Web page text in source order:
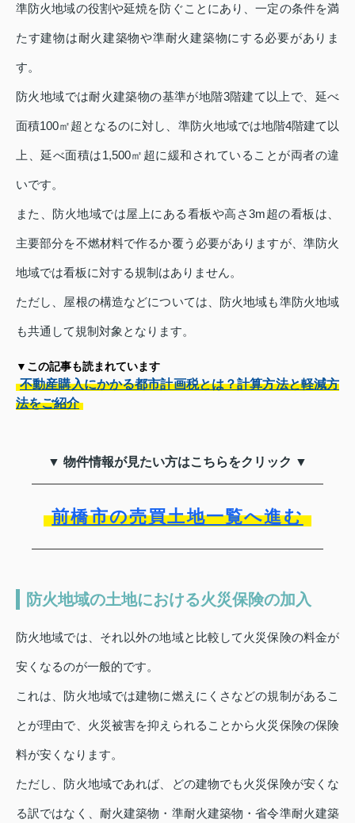
準防火地域の役割や延焼を防ぐことにあり、一定の条件を満
たす建物は耐火建築物や準耐火建築物にする必要がありま
す。
防火地域では耐火建築物の基準が地階3階建て以上で、延べ
面積100㎡超となるのに対し、準防火地域では地階4階建て以
上、延べ面積は1,500㎡超に緩和されていることが両者の違
いです。
また、防火地域では屋上にある看板や高さ3m超の看板は、
主要部分を不燃材料で作るか覆う必要がありますが、準防火
地域では看板に対する規制はありません。
ただし、屋根の構造などについては、防火地域も準防火地域
も共通して規制対象となります。
▼この記事も読まれています
不動産購入にかかる都市計画税とは？計算方法と軽減方
法をご紹介
▼ 物件情報が見たい方はこちらをクリック ▼
前橋市の売買土地一覧へ進む
防火地域の土地における火災保険の加入
防火地域では、それ以外の地域と比較して火災保険の料金が
安くなるのが一般的です。
これは、防火地域では建物に燃えにくさなどの規制があるこ
とが理由で、火災被害を抑えられることから火災保険の保険
料が安くなります。
ただし、防火地域であれば、どの建物でも火災保険が安くな
る訳ではなく、耐火建築物・準耐火建築物・省令準耐火建築